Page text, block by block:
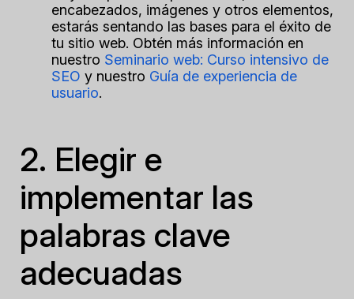
encabezados, imágenes y otros elementos,
estarás sentando las bases para el éxito de
tu sitio web. Obtén más información en
nuestro Seminario web: Curso intensivo de
SEO y nuestro Guía de experiencia de
usuario.
2. Elegir e
implementar las
palabras clave
adecuadas